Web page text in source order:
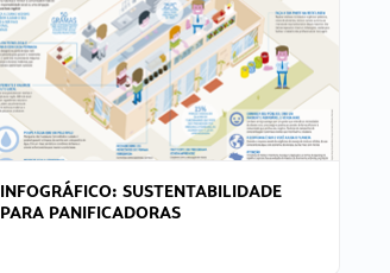
INFOGRÁFICO: SUSTENTABILIDADE
PARA PANIFICADORAS